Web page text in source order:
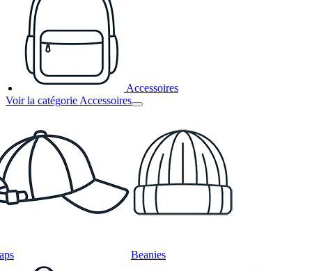
Accessoires
Voir la catégorie Accessoires
Beanies